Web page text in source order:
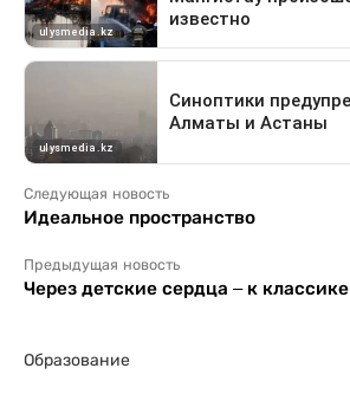
Следующая новость
Идеальное пространство
Предыдущая новость
Через детские сердца – к классике
Образование